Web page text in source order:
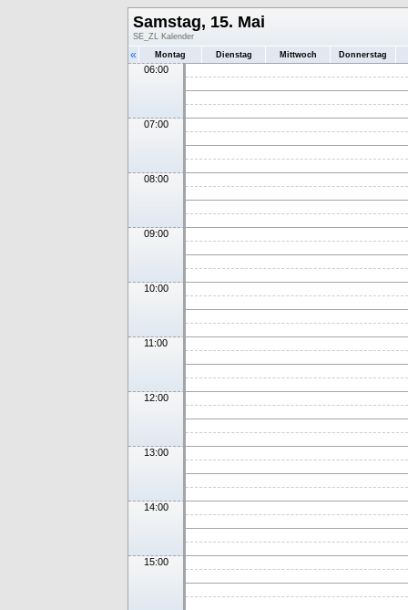
Samstag, 15. Mai
SE_ZL Kalender
« Montag Dienstag Mittwoch Donnerstag
06:00
07:00
08:00
09:00
10:00
11:00
12:00
13:00
14:00
15:00